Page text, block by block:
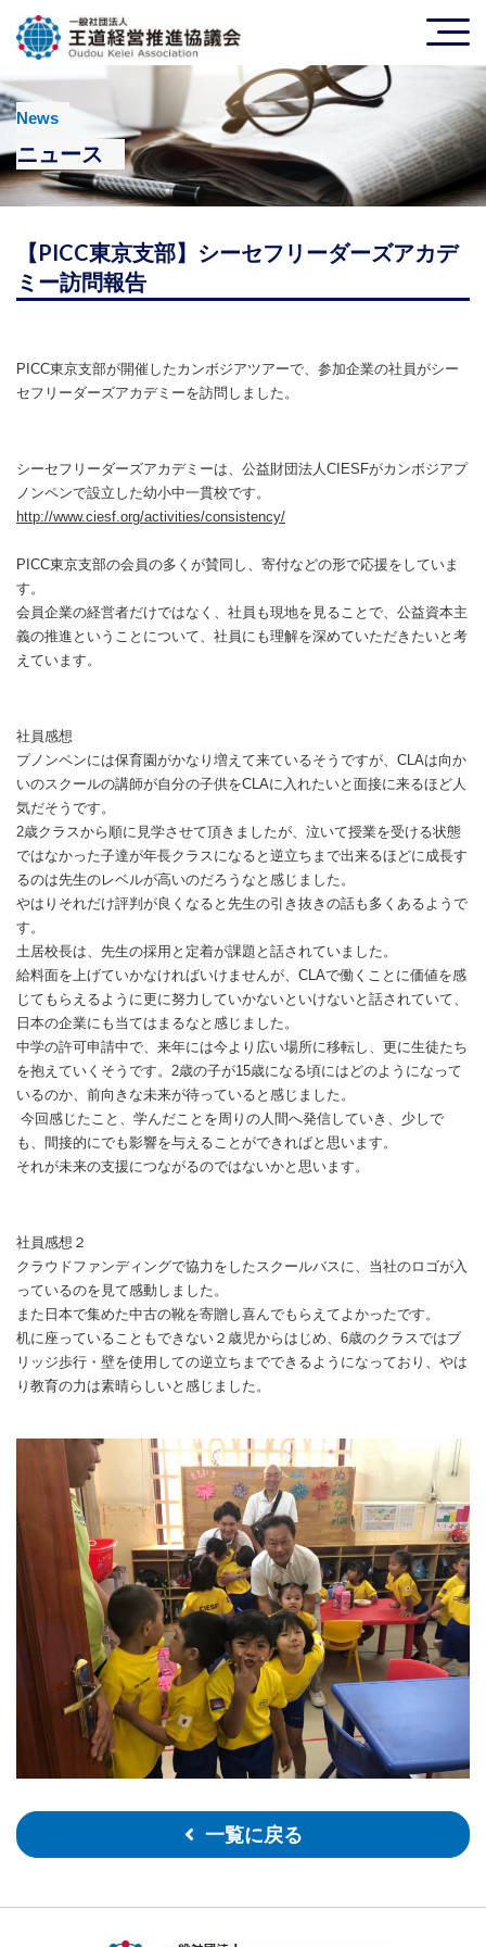
News
ニュース
【PICC東京支部】シーセフリーダーズアカデ
ミー訪問報告
PICC東京支部が開催したカンボジアツアーで、参加企業の社員がシー
セフリーダーズアカデミーを訪問しました。
シーセフリーダーズアカデミーは、公益財団法人CIESFがカンボジアプ
ノンペンで設立した幼小中一貫校です。
http://www.ciesf.org/activities/consistency/
PICC東京支部の会員の多くが賛同し、寄付などの形で応援をしていま
す。
会員企業の経営者だけではなく、社員も現地を見ることで、公益資本主
義の推進ということについて、社員にも理解を深めていただきたいと考
えています。
社員感想
プノンペンには保育園がかなり増えて来ているそうですが、CLAは向か
いのスクールの講師が自分の子供をCLAに入れたいと面接に来るほど人
気だそうです。
2歳クラスから順に見学させて頂きましたが、泣いて授業を受ける状態
ではなかった子達が年長クラスになると逆立ちまで出来るほどに成長す
るのは先生のレベルが高いのだろうなと感じました。
やはりそれだけ評判が良くなると先生の引き抜きの話も多くあるようで
す。
土居校長は、先生の採用と定着が課題と話されていました。
給料面を上げていかなければいけませんが、CLAで働くことに価値を感
じてもらえるように更に努力していかないといけないと話されていて、
日本の企業にも当てはまるなと感じました。
中学の許可申請中で、来年には今より広い場所に移転し、更に生徒たち
を抱えていくそうです。2歳の子が15歳になる頃にはどのようになって
いるのか、前向きな未来が待っていると感じました。
今回感じたこと、学んだことを周りの人間へ発信していき、少しで
も、間接的にでも影響を与えることができればと思います。
それが未来の支援につながるのではないかと思います。
社員感想２
クラウドファンディングで協力をしたスクールバスに、当社のロゴが入
っているのを見て感動しました。
また日本で集めた中古の靴を寄贈し喜んでもらえてよかったです。
机に座っていることもできない２歳児からはじめ、6歳のクラスではブ
リッジ歩行・壁を使用しての逆立ちまでできるようになっており、やは
り教育の力は素晴らしいと感じました。
一覧に戻る